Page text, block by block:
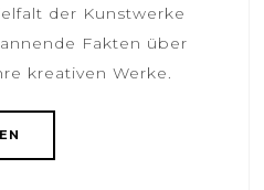
der Kunstwerke
Fakten über
kreativen Werke.